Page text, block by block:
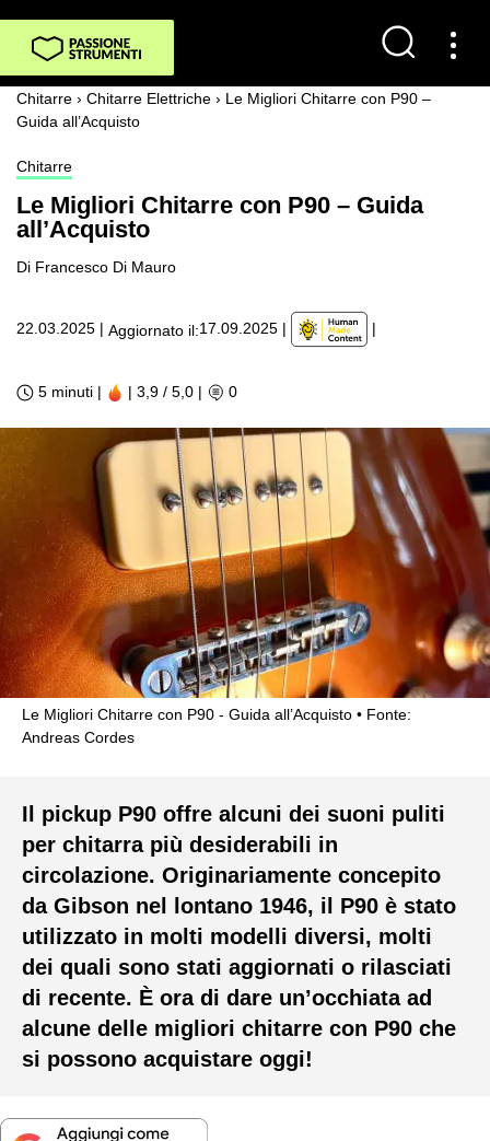
Chitarre › Chitarre Elettriche › Le Migliori Chitarre con P90 –
Guida all’Acquisto
Chitarre
Le Migliori Chitarre con P90 – Guida
all’Acquisto
Di Francesco Di Mauro
22.03.2025 | Aggiornato il:17.09.2025 | |
5 minuti | | 3,9 / 5,0 | 0
Le Migliori Chitarre con P90 - Guida all’Acquisto
Fonte:
Andreas Cordes
Il pickup P90 offre alcuni dei suoni puliti
per chitarra più desiderabili in
circolazione. Originariamente concepito
da Gibson nel lontano 1946, il P90 è stato
utilizzato in molti modelli diversi, molti
dei quali sono stati aggiornati o rilasciati
di recente. È ora di dare un’occhiata ad
alcune delle migliori chitarre con P90 che
si possono acquistare oggi!